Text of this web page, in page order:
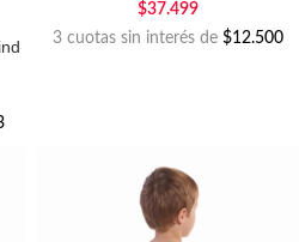
$37.499
3 cuotas sin interés de $12.500